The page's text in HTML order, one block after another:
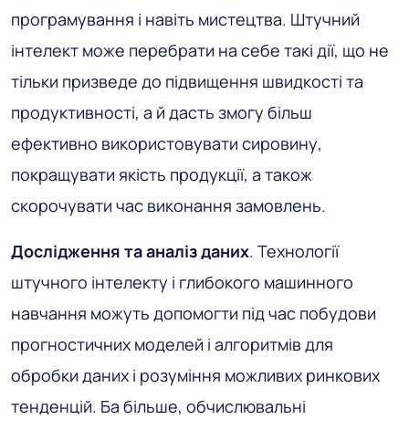
програмування і навіть мистецтва. Штучний
інтелект може перебрати на себе такі дії, що не
тільки призведе до підвищення швидкості та
продуктивності, а й дасть змогу більш
ефективно використовувати сировину,
покращувати якість продукції, а також
скорочувати час виконання замовлень.
Дослідження та аналіз даних. Технології
штучного інтелекту і глибокого машинного
навчання можуть допомогти під час побудови
прогностичних моделей і алгоритмів для
обробки даних і розуміння можливих ринкових
тенденцій. Ба більше, обчислювальні